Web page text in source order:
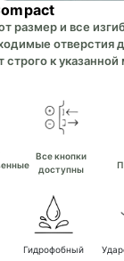
размер и все
отверстия
к
Все кнопки
доступны
Гидрофобный